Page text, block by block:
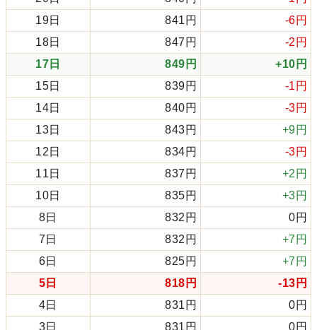
19日
841円
-6円
18日
847円
-2円
17日
849円
+10円
15日
839円
-1円
14日
840円
-3円
13日
843円
+9円
12日
834円
-3円
11日
837円
+2円
10日
835円
+3円
8日
832円
0円
7日
832円
+7円
6日
825円
+7円
5日
818円
-13円
4日
831円
0円
3日
831円
0円